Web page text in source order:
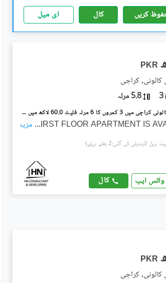
کریں کال ای میل
PKR
کالونی, کراچی
3 5.8 مرلہ
پی اینڈ ٹی کالونی کراچی میں 3 کمروں کا 6 مرلہ فلیٹ 60.0 لاکھ میں برائے فروخت۔
FIRST FLOOR APARTMENT IS
... مزید
(تبدیلی کی گئی:2 ہفتے پہلے)
واٹس ایپ کال
PKR
کالونی, کراچی